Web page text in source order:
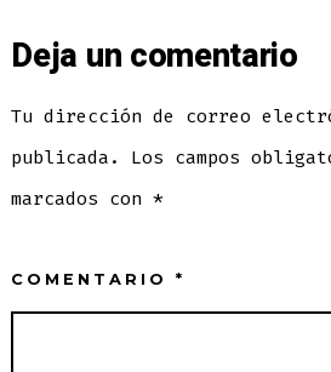
Deja un comentario
Tu dirección de correo
publicada.
Los campos
marcados con*
COMENTARIO*